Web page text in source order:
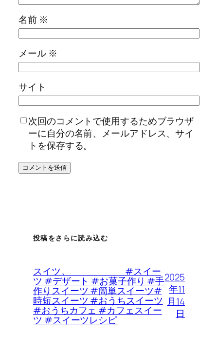
名前 ※
メール ※
サイト
次回のコメントで使用するためブラウザ
ーに自分の名前、メールアドレス、サイ
トを保存する。
投稿をさらに読み込む
スイツ。 #スイー
ツ #デザート #お菓子作り #手
作りスイーツ #簡単スイーツ#
時短スイーツ #おうちスイーツ
#おうちカフェ #カフェスイー
ツ #スイーツレシピ
2025
年11
月14
日